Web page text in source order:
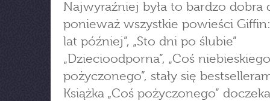
Najwyraźniej była to bardzo dobra
ponieważ wszystkie powieści
lat później”, „Sto dni po ślubie”
„Dziecioodporna”, „Coś
pożyczonego”, stały się
Książka „Coś pożyczonego”